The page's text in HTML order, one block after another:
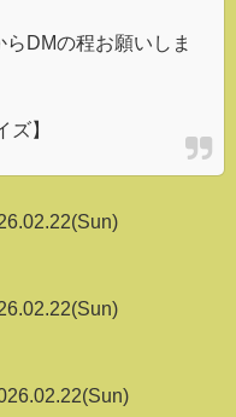
DMの程お願いしま
ズ】